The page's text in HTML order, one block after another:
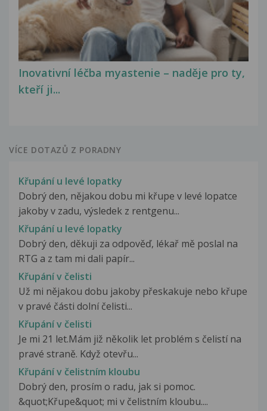
Inovativní léčba myastenie – naděje pro ty,
kteří ji...
VÍCE DOTAZŮ Z PORADNY
Křupání u levé lopatky
Dobrý den, nějakou dobu mi křupe v levé lopatce
jakoby v zadu, výsledek z rentgenu...
Křupání u levé lopatky
Dobrý den, děkuji za odpověď, lékař mě poslal na
RTG a z tam mi dali papír...
Křupání v čelisti
Už mi nějakou dobu jakoby přeskakuje nebo křupe
v pravé části dolní čelisti...
Křupání v čelisti
Je mi 21 let.Mám již několik let problém s čelistí na
pravé straně. Když otevřu...
Křupání v čelistním kloubu
Dobrý den, prosím o radu, jak si pomoc.
&quot;Křupe&quot; mi v čelistním kloubu....